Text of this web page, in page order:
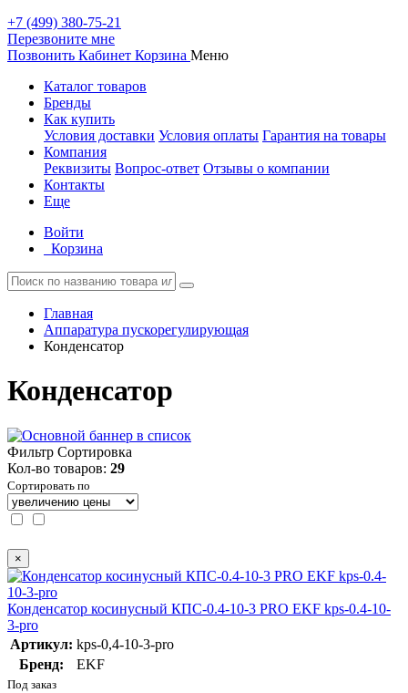
+7 (499) 380-75-21
Перезвоните мне
Позвонить Кабинет Корзина Меню
Каталог товаров
Бренды
Как купить
Условия доставки Условия оплаты Гарантия на товары
Компания
Реквизиты Вопрос-ответ Отзывы о компании
Контакты
Еще
Войти
Корзина
Главная
Аппаратура пускорегулирующая
Конденсатор
Конденсатор
Фильтр Сортировка
Кол-во товаров: 29
Сортировать по
×
Конденсатор косинусный КПС-0.4-10-3 PRO EKF kps-0.4-10-
3-pro
Артикул: kps-0,4-10-3-pro
Бренд:
EKF
Под заказ